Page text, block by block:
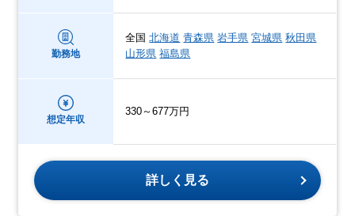
勤務地
全国北海道 青森県 岩手県 宮城県 秋田県
山形県 福島県
想定年収
330～677万円
詳しく見る